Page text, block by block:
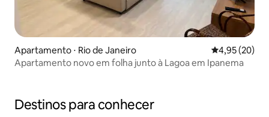
Apartamento ⋅ Rio de Janeiro 4,95 de uma
4,95 (20)
Apartamento novo em folha junto à Lagoa em Ipanema
Destinos para conhecer